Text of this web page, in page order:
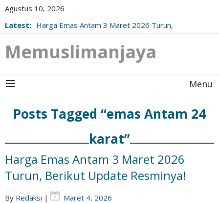
Agustus 10, 2026
Latest: Harga Emas Antam 3 Maret 2026 Turun,
Memuslimanjaya
Menu
Posts Tagged “emas Antam 24
karat”
Harga Emas Antam 3 Maret 2026
Turun, Berikut Update Resminya!
By Redaksi | Maret 4, 2026